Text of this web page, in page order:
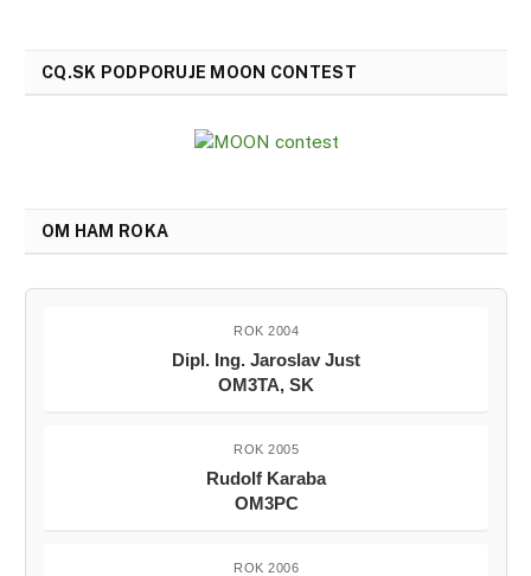
CQ.SK PODPORUJE MOON CONTEST
OM HAM ROKA
ROK 2004
Dipl. Ing. Jaroslav Just
OM3TA, SK
ROK 2005
Rudolf Karaba
OM3PC
ROK 2006